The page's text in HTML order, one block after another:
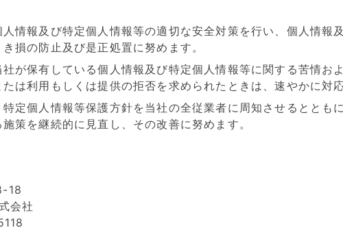
情報及び特定個人情報等の適切な安全対策を行い、個人情報
損の防止及び是正処置に努めます。
が保有している個人情報及び特定個人情報等に関する苦情お
は利用もしくは提供の拒否を求められたときは、速やかに対応
定個人情報等保護方針を当社の全従業者に周知させるととも
策を継続的に見直し、その改善に努めます。
18
会社